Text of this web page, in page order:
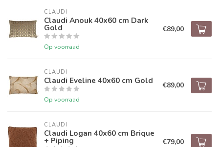
CLAUDI
Claudi Anouk 40x60 cm Dark
Gold
Op voorraad
€89,00
CLAUDI
Claudi Eveline 40x60 cm Gold
Op voorraad
€89,00
CLAUDI
Claudi Logan 40x60 cm Brique
+ Piping €79,00